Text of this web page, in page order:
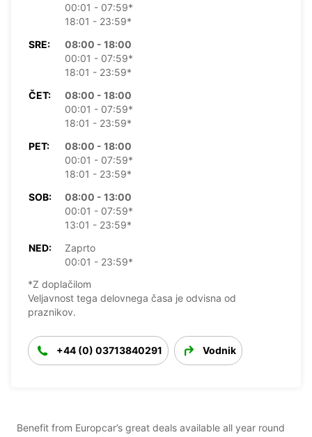
00:01 - 07:59*
18:01 - 23:59*
SRE:
08:00 - 18:00
00:01 - 07:59*
18:01 - 23:59*
ČET:
08:00 - 18:00
00:01 - 07:59*
18:01 - 23:59*
PET:
08:00 - 18:00
00:01 - 07:59*
18:01 - 23:59*
SOB:
08:00 - 13:00
00:01 - 07:59*
13:01 - 23:59*
NED:
Zaprto
00:01 - 23:59*
*Z doplačilom
Veljavnost tega delovnega časa je odvisna od
praznikov.
+44 (0) 03713840291 Vodnik
Benefit from Europcar’s great deals available all year round